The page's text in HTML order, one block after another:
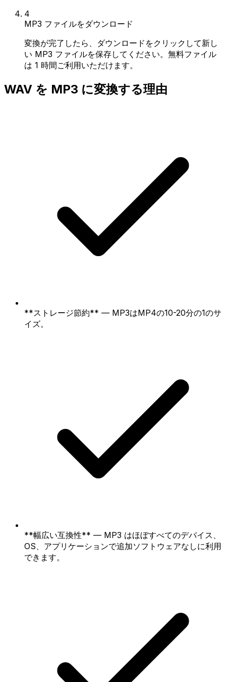
4
MP3 ファイルをダウンロード
変換が完了したら、ダウンロードをクリックして新し
い MP3 ファイルを保存してください。無料ファイル
は 1 時間ご利用いただけます。
WAV を MP3 に変換する理由
**ストレージ節約** — MP3はMP4の10-20分の1のサ
イズ。
**幅広い互換性** — MP3 はほぼすべてのデバイス、
OS、アプリケーションで追加ソフトウェアなしに利用
できます。